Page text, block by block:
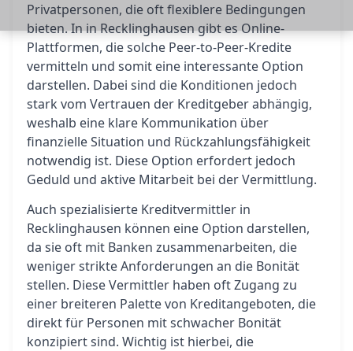
Privatpersonen, die oft flexiblere Bedingungen
bieten. In in Recklinghausen gibt es Online-
Plattformen, die solche Peer-to-Peer-Kredite
vermitteln und somit eine interessante Option
darstellen. Dabei sind die Konditionen jedoch
stark vom Vertrauen der Kreditgeber abhängig,
weshalb eine klare Kommunikation über
finanzielle Situation und Rückzahlungsfähigkeit
notwendig ist. Diese Option erfordert jedoch
Geduld und aktive Mitarbeit bei der Vermittlung.
Auch spezialisierte Kreditvermittler in
Recklinghausen können eine Option darstellen,
da sie oft mit Banken zusammenarbeiten, die
weniger strikte Anforderungen an die Bonität
stellen. Diese Vermittler haben oft Zugang zu
einer breiteren Palette von Kreditangeboten, die
direkt für Personen mit schwacher Bonität
konzipiert sind. Wichtig ist hierbei, die